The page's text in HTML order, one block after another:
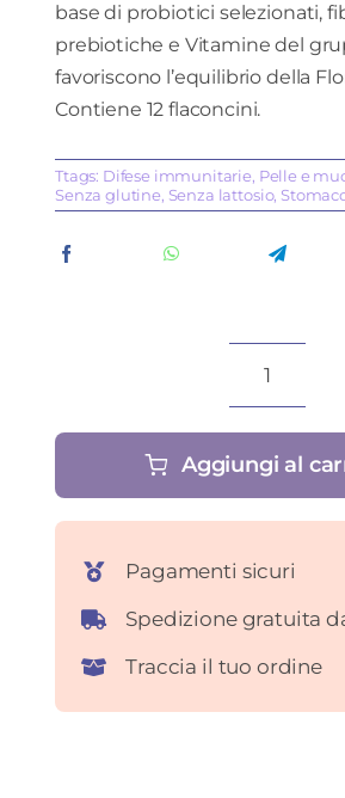
base di probiotici selezionati,
prebiotiche e Vitamine del
favoriscono l’equilibrio della
Contiene 12 flaconcini.
Ttags: Difese immunitarie, Pelle e
Senza glutine, Senza lattosio,
Forte
Aggiungi al
Pagamenti sicuri
Spedizione gratuita
Traccia il tuo ordine